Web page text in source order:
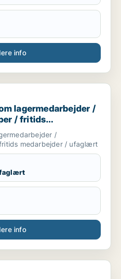
info
/
lagermedarbejder /
/ fritids
/
medarbejder / ufaglært
info
/ transport